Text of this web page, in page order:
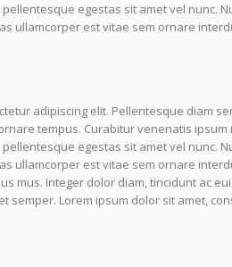
egestas sit amet vel nunc.
ullamcorper est vitae sem ornare
adipiscing elit. Pellentesque diam
tempus. Curabitur venenatis
egestas sit amet vel nunc.
ullamcorper est vitae sem ornare
mus. Integer dolor diam, tincidunt ac
semper. Lorem ipsum dolor sit amet,